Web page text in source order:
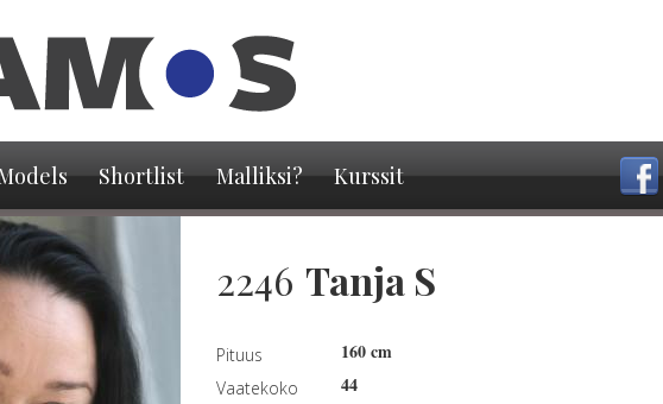
Shortlist Malliksi? Kurssit
2246 Tanja S
Pituus 160 cm
Vaatekoko 44